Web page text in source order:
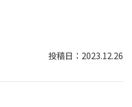
2023.12.26